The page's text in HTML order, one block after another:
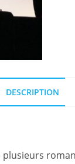
DESCRIPTION
plusieurs